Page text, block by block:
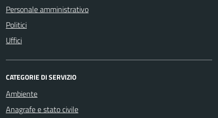
Personale amministrativo
Politici
Uffici
CATEGORIE DI SERVIZIO
Ambiente
Anagrafe e stato civile